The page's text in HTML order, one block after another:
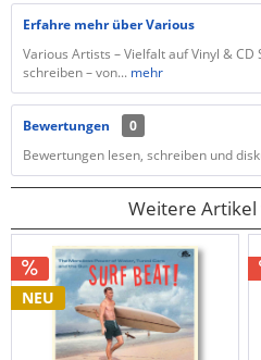
Erfahre mehr über Various
Various Artists – Vielfalt auf Vinyl &
schreiben – von... mehr
Bewertungen
0
Bewertungen lesen, schreiben und
Weitere Artikel
NEU